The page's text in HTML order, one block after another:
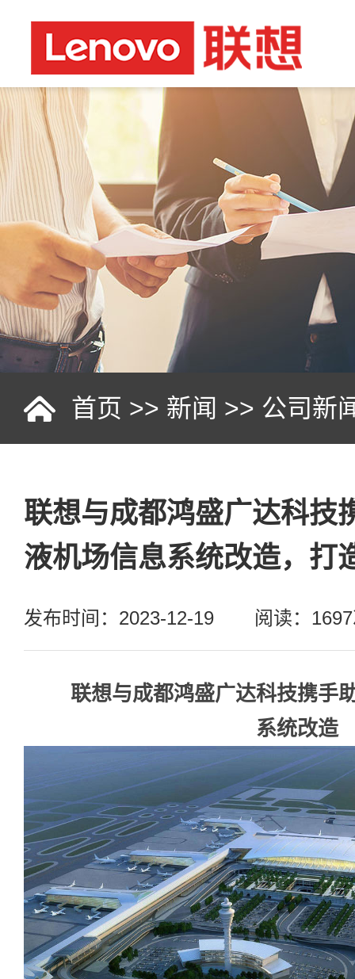
首页 >> 新闻 >> 公司新
联想与成都鸿盛广达科技
液机场信息系统改造，打
发布时间：2023-12-19 阅读：
联想与成都鸿盛广达科技携手
系统改造